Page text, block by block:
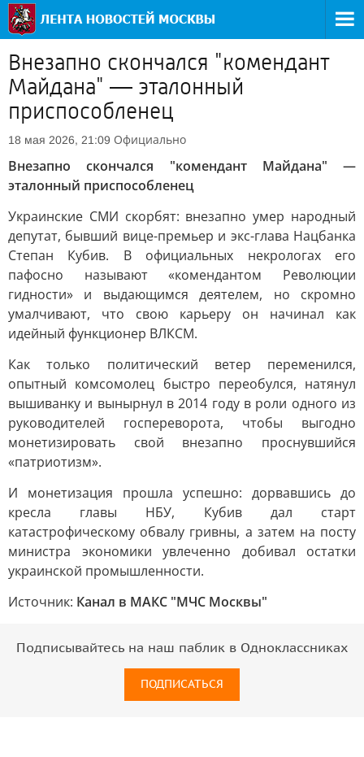
Внезапно скончался "комендант
Майдана" — эталонный
приспособленец
18 мая 2026, 21:09 Официально
Внезапно скончался "комендант Майдана" —
эталонный приспособленец
Украинские СМИ скорбят: внезапно умер народный
депутат, бывший вице-премьер и экс-глава Нацбанка
Степан Кубив. В официальных некрологах его
пафосно называют «комендантом Революции
гидности» и выдающимся деятелем, но скромно
умалчивают, что свою карьеру он начинал как
идейный функционер ВЛКСМ.
Как только политический ветер переменился,
опытный комсомолец быстро переобулся, натянул
вышиванку и вынырнул в 2014 году в роли одного из
руководителей госпереворота, чтобы выгодно
монетизировать свой внезапно проснувшийся
«патриотизм».
И монетизация прошла успешно: дорвавшись до
кресла главы НБУ, Кубив дал старт
катастрофическому обвалу гривны, а затем на посту
министра экономики увлеченно добивал остатки
украинской промышленности.
Источник: Канал в МАКС "МЧС Москвы"
Подписывайтесь на наш паблик в Одноклассниках
ПОДПИСАТЬСЯ